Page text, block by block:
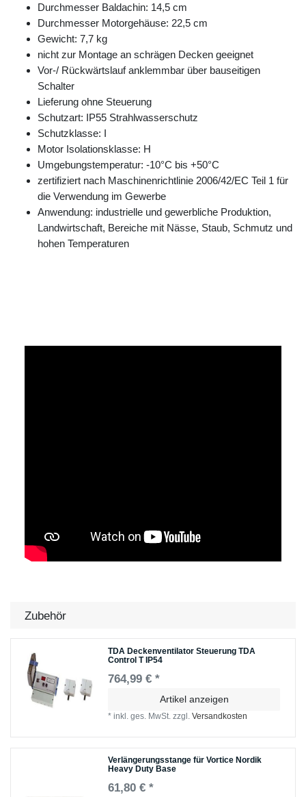
Durchmesser Baldachin: 14,5 cm
Durchmesser Motorgehäuse: 22,5 cm
Gewicht: 7,7 kg
nicht zur Montage an schrägen Decken geeignet
Vor-/ Rückwärtslauf anklemmbar über bauseitigen
Schalter
Lieferung ohne Steuerung
Schutzart: IP55 Strahlwasserschutz
Schutzklasse: I
Motor Isolationsklasse: H
Umgebungstemperatur: -10°C bis +50°C
zertifiziert nach Maschinenrichtlinie 2006/42/EC Teil 1 für
die Verwendung im Gewerbe
Anwendung: industrielle und gewerbliche Produktion,
Landwirtschaft, Bereiche mit Nässe, Staub, Schmutz und
hohen Temperaturen
Zubehör
TDA Deckenventilator Steuerung TDA
Control T IP54
764,99 € *
Artikel anzeigen
*inkl. ges. MwSt. zzgl.Versandkosten
Verlängerungsstange für Vortice Nordik
Heavy Duty Base
61,80 € *